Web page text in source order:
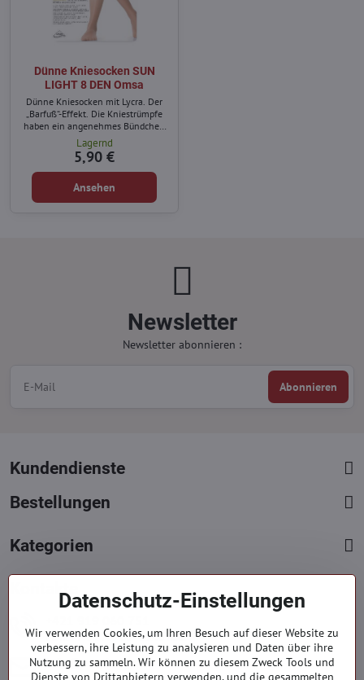
Dünne Kniesocken SUN
LIGHT 8 DEN Omsa
Dünne Kniesocken mit Lycra. Der
„Barfuß“-Effekt. Die Kniestrümpfe
haben ein angenehmes Bündchen
und eine völlig unsichtbare
Zehenverstärkung.
Lagernd
5,90 €
Ansehen
Newsletter
Newsletter abonnieren :
Abonnieren
Kundendienste
Bestellungen
Kategorien
Kontakte
Mont. - Freit. : 09:00 - 15:00 hod.
info​@everlady​.eu
Datenschutz-Einstellungen
Wir verwenden Cookies, um Ihren Besuch auf dieser Website zu
verbessern, ihre Leistung zu analysieren und Daten über ihre
Nutzung zu sammeln. Wir können zu diesem Zweck Tools und
Dienste von Drittanbietern verwenden, und die gesammelten